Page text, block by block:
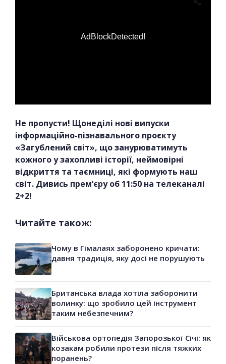
AdBlockDetected!
Не пропусти! Щонеділі нові випуски
інформаційно-пізнавального проєкту
«Загублений світ», що занурюватимуть
кожного у захопливі історії, неймовірні
відкриття та таємниці, які формують наш
світ. Дивись прем’єру об 11:50 на телеканалі
2+2!
Читайте також:
Чому в Гімалаях заборонено кричати:
давня традиція, яку досі не порушують
Британська влада хотіла заборонити
волинку: що зробило цей інструмент
таким небезпечним?
Військова ортопедія Запорозької Січі: як
козакам робили протези після тяжких
поранень?